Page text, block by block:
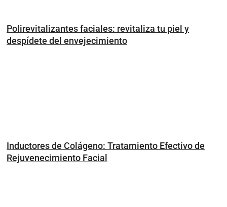
Polirevitalizantes faciales: revitaliza tu piel y
despídete del envejecimiento
Inductores de Colágeno: Tratamiento Efectivo de
Rejuvenecimiento Facial